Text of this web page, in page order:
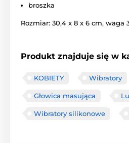
broszka
Rozmiar: 30,4 x 8 x 6 cm, waga
Produkt znajduje się w
KOBIETY Wibratory
Głowica masująca
Wibratory silikonowe